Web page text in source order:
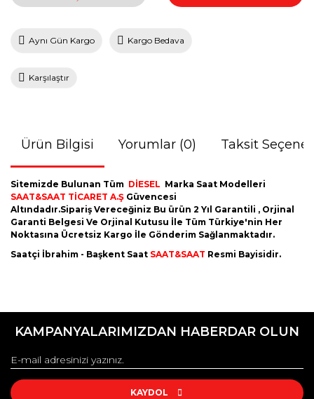
Aynı Gün Kargo Kargo Bedava
Karşılaştır
Ürün Bilgisi Yorumlar (0) Taksit
Sitemizde Bulunan Tüm DİESEL Marka Saat Modelleri
SAAT&SAAT TİCARET A.Ş Güvencesi
Altındadır.Sipariş Vereceğiniz Bu ürün 2 Yıl Garantili , Orjinal
Garanti Belgesi Ve Orjinal Kutusu İle Tüm Türkiye'nin Her
Noktasına Ücretsiz Kargo İle Gönderim Sağlanmaktadır.
Saatçi İbrahim - Başkent Saat SAAT&SAAT Resmi Bayisidir.
konularda yetersiz gördüğünüz noktaları öneri formunu
Görüş ve önerileriniz için teşekkür ederiz.
Ürün resmi kalitesiz, bozuk veya görüntülenemiyor.
Ürün açıklamasında eksik bilgiler bulunuyor.
KAMPANYALARIMIZDAN HABERDAR OLUN
KAYDOL